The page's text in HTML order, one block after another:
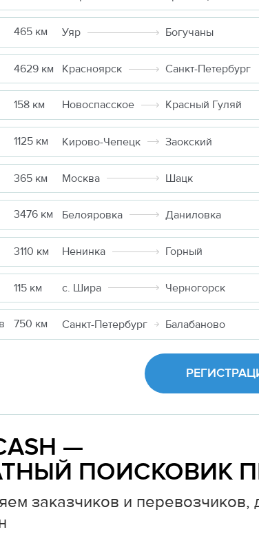
465 км Уяр Богучаны
4629 км Красноярск Санкт-Петербург
158 км Новоспасское Красный Гуляй
1125 км Кирово-Чепецк Заокский
365 км Москва Шацк
3476 км Белояровка Даниловка
3110 км Ненинка Горный
115 км с. Шира Черногорск
750 км Санкт-Петербург Балабаново
—
ПОИСКОВИК
заказчиков и